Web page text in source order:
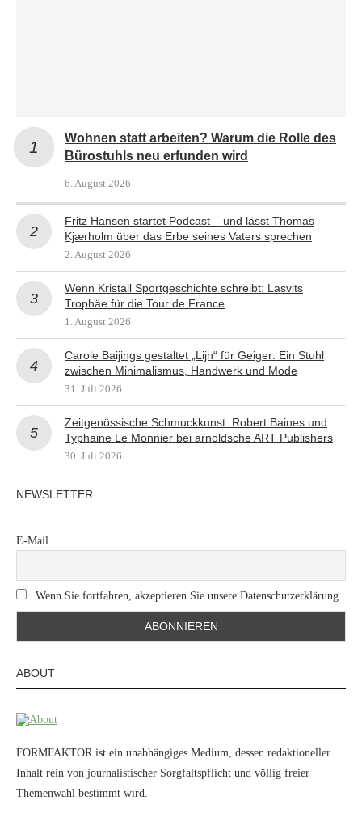
Wohnen statt arbeiten? Warum die Rolle des
Bürostuhls neu erfunden wird
6. August 2026
Fritz Hansen startet Podcast – und lässt Thomas
Kjærholm über das Erbe seines Vaters sprechen
2. August 2026
Wenn Kristall Sportgeschichte schreibt: Lasvits
Trophäe für die Tour de France
1. August 2026
Carole Baijings gestaltet „Lijn“ für Geiger: Ein Stuhl
zwischen Minimalismus, Handwerk und Mode
31. Juli 2026
Zeitgenössische Schmuckkunst: Robert Baines und
Typhaine Le Monnier bei arnoldsche ART Publishers
30. Juli 2026
NEWSLETTER
E-Mail
Wenn Sie fortfahren, akzeptieren Sie unsere Datenschutzerklärung.
ABOUT
FORMFAKTOR ist ein unabhängiges Medium, dessen redaktioneller
Inhalt rein von journalistischer Sorgfaltspflicht und völlig freier
Themenwahl bestimmt wird.